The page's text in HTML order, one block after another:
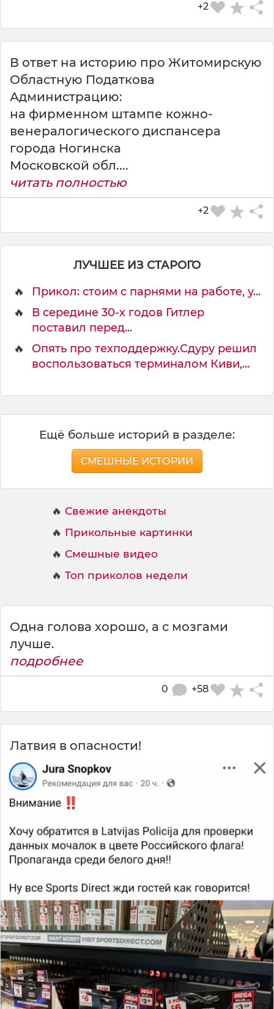
СКАЧАТЬ КАРТИНКУ
+2
В ответ на историю про Житомирскую
Областную Податкова
Администрацию:
на фирменном штампе кожно-
венералогического диспансера
города Ногинска
Московской обл....
читать полностью
+2
ЛУЧШЕЕ ИЗ СТАРОГО
🔥
Прикол: стоим с парнями на работе, у...
🔥
В середине 30-х годов Гитлер
поставил перед...
🔥
Опять про техподдержку.Сдуру решил
воспользоваться терминалом Киви,...
Ещё больше историй в разделе:
СМЕШНЫЕ ИСТОРИИ
🔥 Свежие анекдоты
🔥 Прикольные картинки
🔥 Смешные видео
🔥 Топ приколов недели
Одна голова хорошо, а с мозгами
лучше.
подробнее
+58
0
Латвия в опасности!